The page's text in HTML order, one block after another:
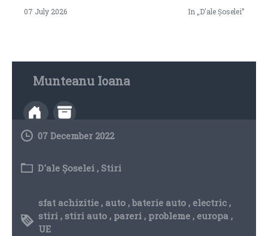
07 July 2026 In „D'ale Șoselei”
Munteanu Ioana
07 December 2022
D'ale Șoselei , Stiri
sfat achizitie, auto,baterie auto, electric,
stiri, stiri auto, pareri, probleme, europa,
UE